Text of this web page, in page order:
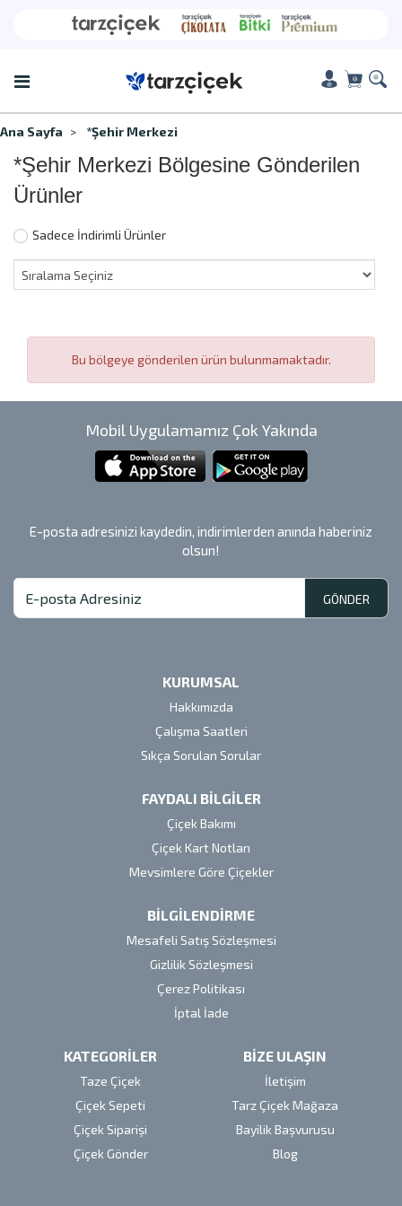
Ana Sayfa *Şehir Merkezi
*Şehir Merkezi Bölgesine Gönderilen
Ürünler
Sadece İndirimli Ürünler
Bu bölgeye gönderilen ürün bulunmamaktadır.
Mobil Uygulamamız Çok Yakında
E-posta adresinizi kaydedin, indirimlerden anında haberiniz
olsun!
GÖNDER
KURUMSAL
Hakkımızda
Çalışma Saatleri
Sıkça Sorulan Sorular
FAYDALI BİLGİLER
Çiçek Bakımı
Çiçek Kart Notları
Mevsimlere Göre Çiçekler
BİLGİLENDİRME
Mesafeli Satış Sözleşmesi
Gizlilik Sözleşmesi
Çerez Politikası
İptal İade
KATEGORİLER
Taze Çiçek
Çiçek Sepeti
Çiçek Siparişi
Çiçek Gönder
BİZE ULAŞIN
İletişim
Tarz Çiçek Mağaza
Bayilik Başvurusu
Blog